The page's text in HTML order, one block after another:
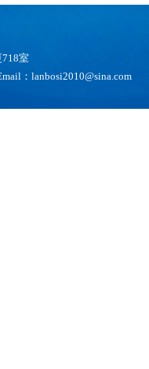
室
：lanbosi2010@sina.com